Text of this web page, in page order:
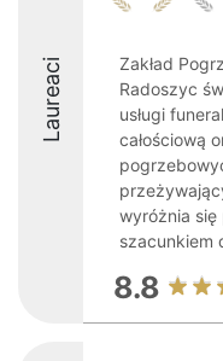
Laureaci
Zakład
Radoszyc
usługi
całościową
wyróżnia się
szacunkiem
8.8